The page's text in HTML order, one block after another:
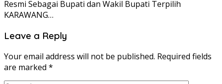
Resmi Sebagai Bupati dan Wakil Bupati Terpilih
KARAWANG…
Leave a Reply
Your email address will not be published. Required fields
are marked *